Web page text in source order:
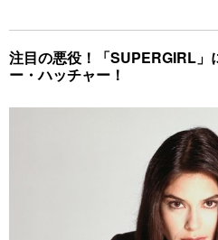
注目の悪役！「SUPERGIRL」
ー・ハッチャー！